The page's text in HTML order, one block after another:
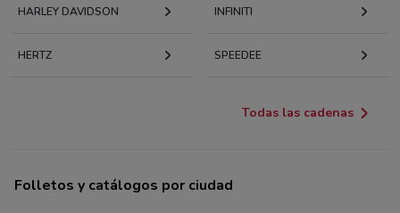
HARLEY DAVIDSON INFINITI
HERTZ SPEEDEE
Todas las cadenas
Folletos y catálogos por ciudad